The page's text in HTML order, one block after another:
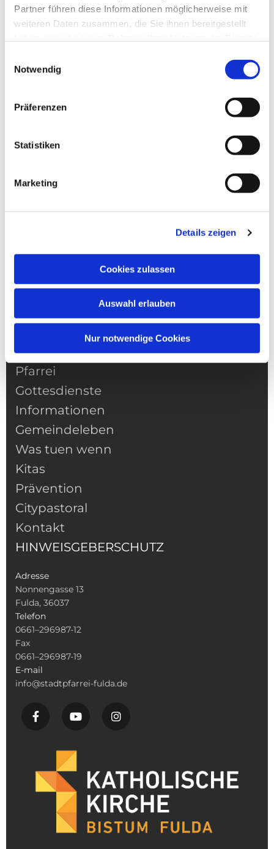
Partner führen diese Informationen möglicherweise mit
weiteren Daten zusammen, die Sie ihnen bereitgestellt
Notwendig
Präferenzen
Statistiken
Marketing
Details zeigen
Cookies zulassen
Auswahl erlauben
Nur notwendige Cookies
NAVIGATION
Pfarrei
Gottesdienste
Informationen
Gemeindeleben
Was tuen wenn
Kitas
Prävention
Citypastoral
Kontakt
HINWEISGEBERSCHUTZ
Adresse
Nonnengasse 13
Fulda, 36037
Telefon
0661–296987-12
Fax
0661–296987-19
E-mail
info@stadtpfarrei-fulda.de